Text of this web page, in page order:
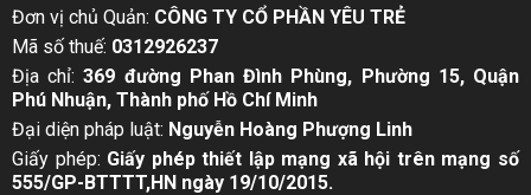
Đơn vị chủ Quản: CÔNG TY CỔ PHẦN YÊU TRẺ
Mã số thuế: 0312926237
Địa chỉ:369 đường Phan Đình Phùng, Phường 15, Quận
Phú Nhuận, Thành phố Hồ Chí Minh
Đại diện pháp luật: Nguyễn Hoàng Phượng Linh
Giấy phép: Giấy phép thiết lập mạng xã hội trên mạng số
555/GP-BTTTT,HN ngày 19/10/2015.